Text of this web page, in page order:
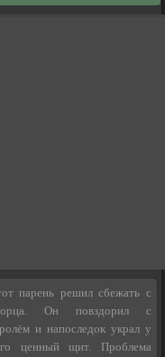
парень решил сбежать с
Он повздорил с
и напоследок украл у
ценный щит. Проблема